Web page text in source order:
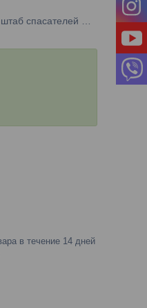
в течение 14 дней